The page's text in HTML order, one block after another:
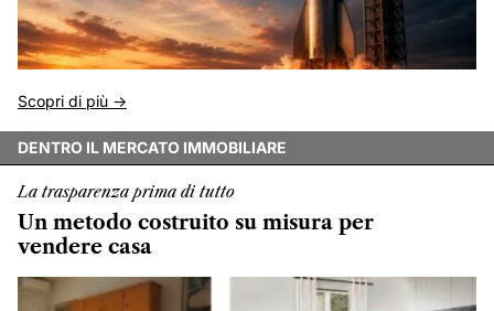
Scopri di più ->
DENTRO IL MERCATO IMMOBILIARE
La trasparenza prima di tutto
Un metodo costruito su misura per
vendere casa